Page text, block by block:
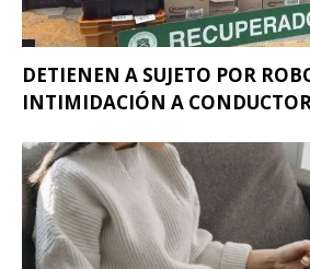
DETIENEN A SUJETO POR
INTIMIDACIÓN A